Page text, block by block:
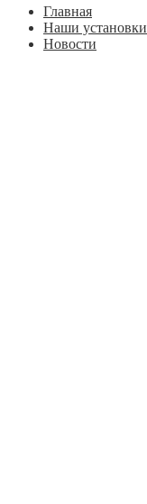
Главная
Наши установки
Новости